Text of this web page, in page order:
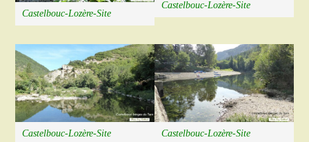
Castelbouc-Lozère-Site
Castelbouc-Lozère-Site
Castelbouc-Lozère-Site Castelbouc-Lozère-Site